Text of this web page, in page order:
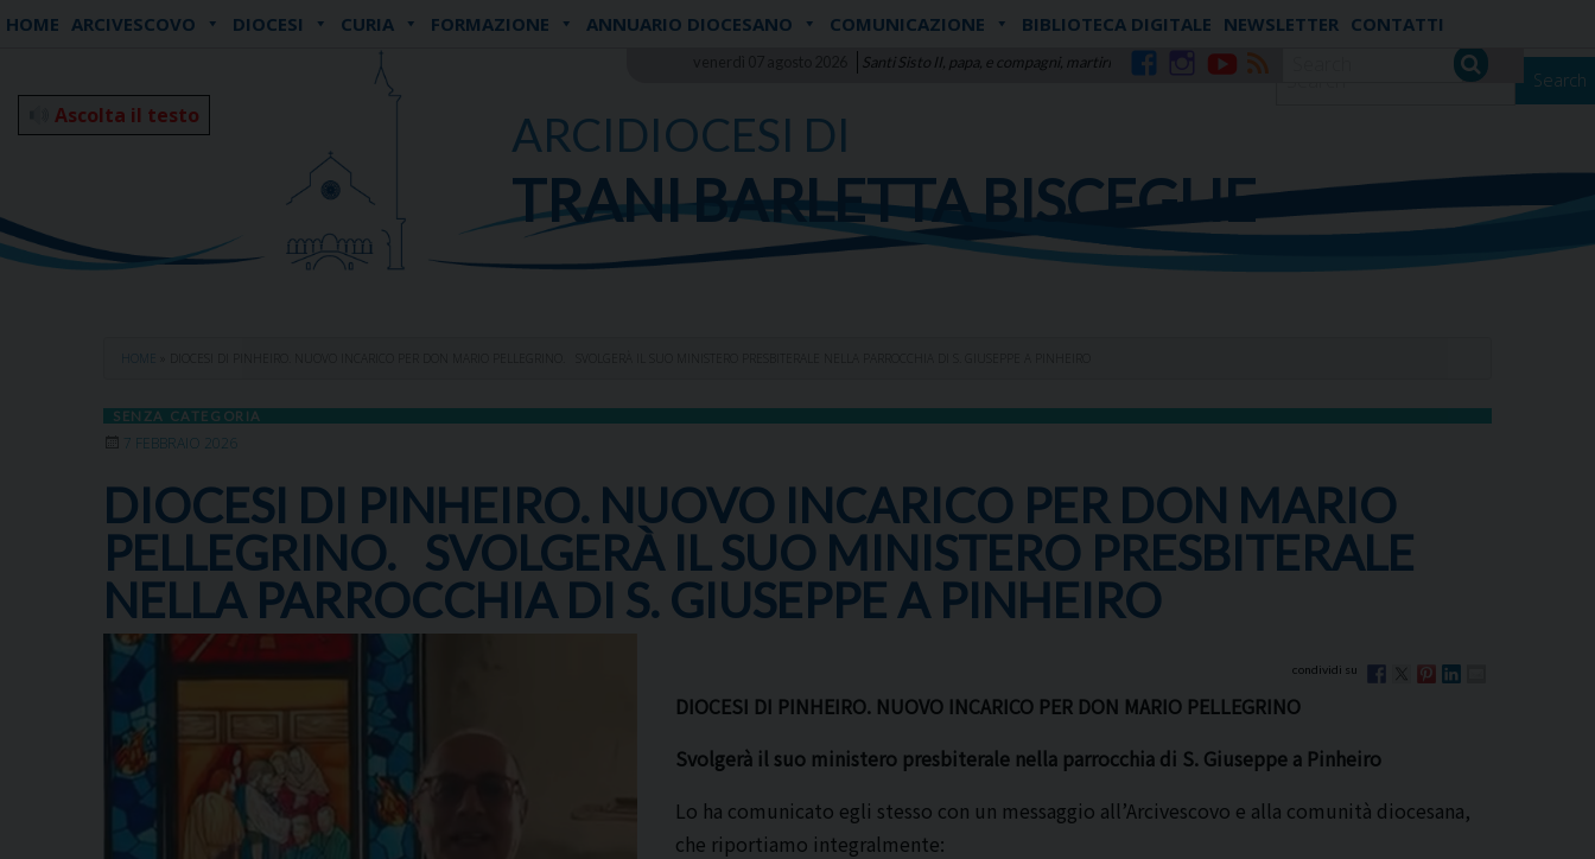
Skip
Santi Sisto II, papa, e compagni, martiri
HOME ARCIVESCOVO DIOCESI CURIA FORMAZIONE ANNUARIO DIOCESANO COMUNICAZIONE BIBLIOTECA DIGITALE NEWSLETTER CONTATTI
Search
ARCIDIOCESI DI
TRANI BARLETTA BISCEGLIE
Ascolta il testo
HOME
SENZA CATEGORIA
7 FEBBRAIO 2026
DIOCESI DI PINHEIRO. NUOVO INCARICO PER DON MARIO
PELLEGRINO. SVOLGERÀ IL SUO MINISTERO PRESBITERALE
NELLA PARROCCHIA DI S. GIUSEPPE A PINHEIRO
DIOCESI DI PINHEIRO. NUOVO INCARICO PER DON MARIO PELLEGRINO
Svolgerà il suo ministero presbiterale nella parrocchia di S. Giuseppe a Pinheiro
Lo ha comunicato egli stesso con un messaggio all’Arcivescovo e alla comunità diocesana,
che riportiamo integralmente: